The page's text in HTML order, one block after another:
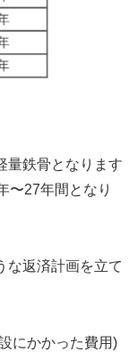
量鉄骨となります
〜27年間となり
な返済計画を立て
にかかった費用)